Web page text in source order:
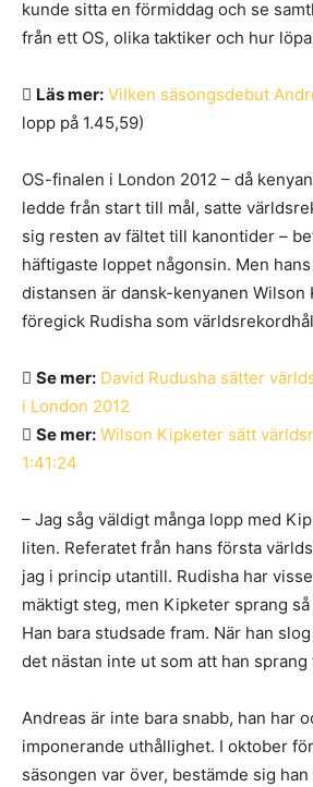
kunde sitta en förmiddag och se
från ett OS, olika taktiker och hur
Läs mer: Vilken säsongsdebut
lopp på 1.45,59)
OS-finalen i London 2012 – då
ledde från start till mål, satte
sig resten av fältet till kanontider –
häftigaste loppet någonsin. Men
distansen är dansk-kenyanen Wilson
föregick Rudisha som
Se mer: David Rudusha sätter
i London 2012
Se mer: Wilson Kipketer sätt
1:41:24
– Jag såg väldigt många lopp med
liten. Referatet från hans första
jag i princip utantill. Rudisha har
mäktigt steg, men Kipketer sprang
Han bara studsade fram. När han
det nästan inte ut som att han sprang
Andreas är inte bara snabb, han har
imponerande uthållighet. I oktober
säsongen var över, bestämde sig